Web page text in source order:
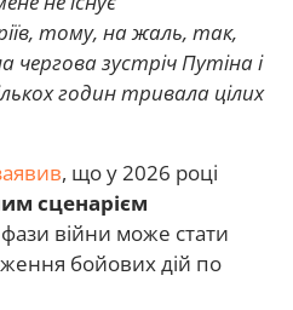
тому, на жаль, так,
чергова зустріч Путіна і
годин тривала цілих
, що у 2026 році
сценарієм
війни може стати
бойових дій по